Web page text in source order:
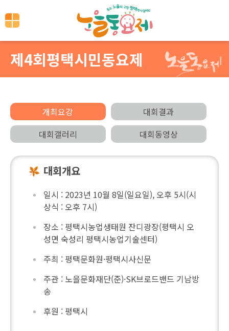
제4회평택시민동요제
개최요강
대회결과
대회갤러리
대회동영상
대회개요
일시 : 2023년 10월 8일(일요일), 오후 5시(시
상식 : 오후 7시)
장소 : 평택시농업생태원 잔디광장(평택시 오
성면 숙성리 평택시농업기술센터)
주최 : 평택문화원·평택시사신문
주관 : 노을문화재단(준)·SK브로드밴드 기남방
송
후원 : 평택시